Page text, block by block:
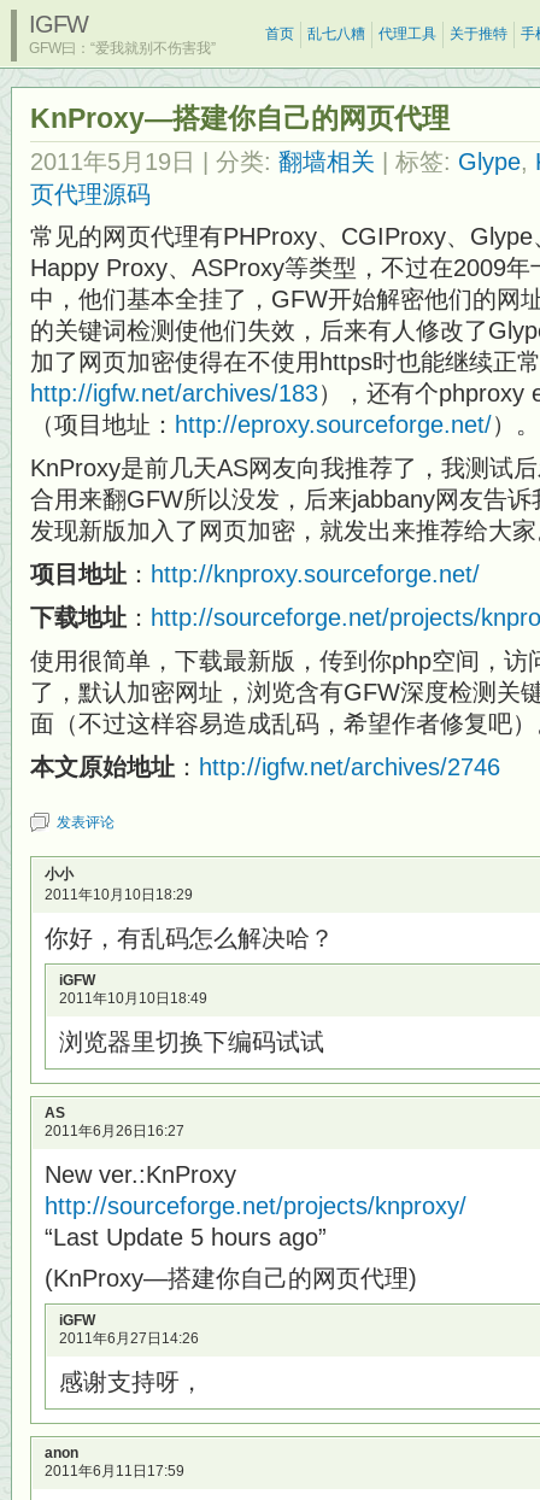
IGFW
GFW曰：“爱我就别不伤害我”
首页 乱七八糟 代理工具 关于推特 手
KnProxy—搭建你自己的网页代理
2011年5月19日 | 分类: 翻墙相关 | 标签: Glype,
页代理源码
常见的网页代理有PHProxy、CGIProxy、
Happy Proxy、ASProxy等类型，不过在2009
中，他们基本全挂了，GFW开始解密他们的网
的关键词检测使他们失效，后来有人修改了
加了网页加密使得在不使用https时也能继续正
http://igfw.net/archives/183），还有个phproxy
（项目地址： http://eproxy.sourceforge.net/）。
KnProxy是前几天AS网友向我推荐了，我测试
合用来翻GFW所以没发，后来jabbany网友告
发现新版加入了网页加密，就发出来推荐给大
项目地址 ： http://knproxy.sourceforge.net/
下载地址 ： http://sourceforge.net/projects/
使用很简单，下载最新版，传到你php空间，访
了，默认加密网址，浏览含有GFW深度检测关
面（不过这样容易造成乱码，希望作者修复吧
本文原始地址 ： http://igfw.net/archives/2746
发表评论
小小
2011年10月10日18:29
你好，有乱码怎么解决哈？
iGFW
2011年10月10日18:49
浏览器里切换下编码试试
AS
2011年6月26日16:27
New ver.:KnProxy
http://sourceforge.net/projects/knproxy/
“Last Update 5 hours ago”
(KnProxy—搭建你自己的网页代理)
iGFW
2011年6月27日14:26
感谢支持呀，
anon
2011年6月11日17:59